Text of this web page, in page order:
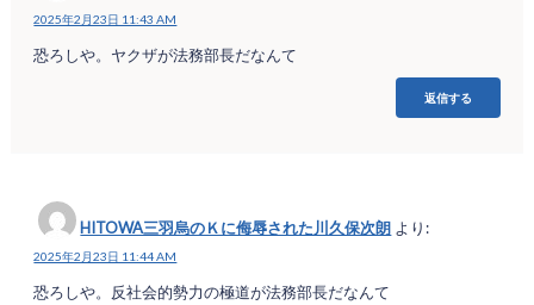
2025年2月23日 11:43 AM
恐ろしや。ヤクザが法務部長だなんて
返信する
HITOWA三羽烏のＫに侮辱された川久保次朗 より:
2025年2月23日 11:44 AM
恐ろしや。反社会的勢力の極道が法務部長だなんて